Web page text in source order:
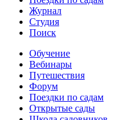
Журнал
Студия
Поиск
Обучение
Вебинары
Путешествия
Форум
Поездки по садам
Открытые сады